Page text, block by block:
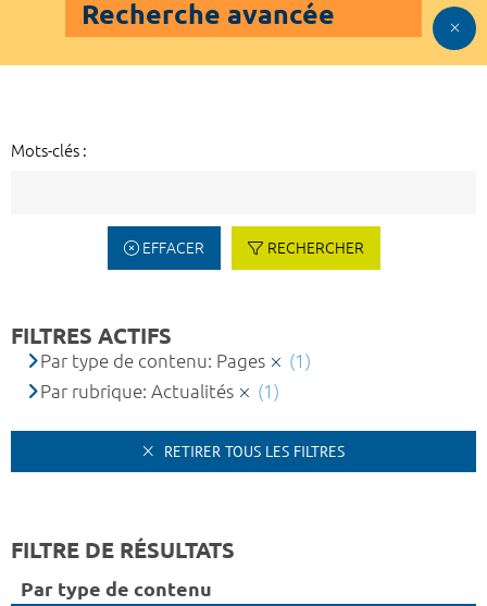
Recherche avancée
Mots-clés :
EFFACER RECHERCHER
FILTRES ACTIFS
Par type de contenu: Pages
(1)
Par rubrique: Actualités
(1)
RETIRER TOUS LES FILTRES
FILTRE DE RÉSULTATS
Par type de contenu